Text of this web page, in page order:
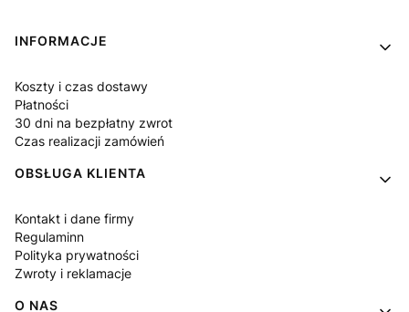
Linki w stopce
INFORMACJE
Koszty i czas dostawy
Płatności
30 dni na bezpłatny zwrot
Czas realizacji zamówień
OBSŁUGA KLIENTA
Kontakt i dane firmy
Regulaminn
Polityka prywatności
Zwroty i reklamacje
O NAS